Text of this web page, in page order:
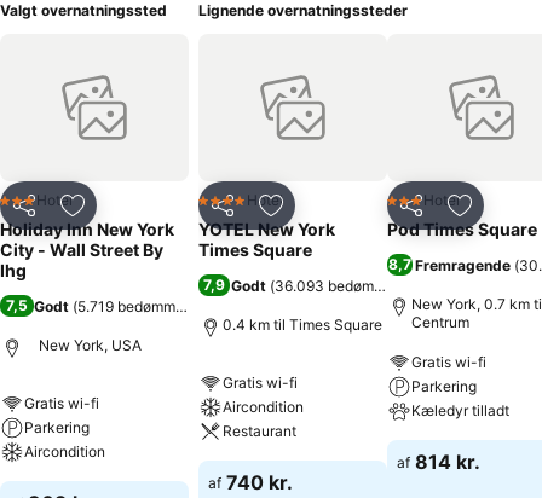
Valgt overnatningssted
Del Føj til favoritter
3 Stjerner
Hotel
Holiday Inn New York
City - Wall Street By
Ihg
7,5 Godt (5.719 bedømmelser
New York, USA
Gratis wi-fi
Parkering
Aircondition
Lignende overnatningssteder
Del Føj til favoritter
4 StjernerHotel
YOTEL New York
Times Square
7,9 Godt (36.093 bedømmelser
0.4 km til Times Square
Gratis wi-fi
Aircondition
Restaurant
af 740 kr.
Del Føj til
3 Stjerner
Hotel
Pod Times Square
8,7 Fremragende (
New York, 0.7 km
Centrum
Gratis wi-fi
Parkering
Kæledyr tilladt
af 814 kr.